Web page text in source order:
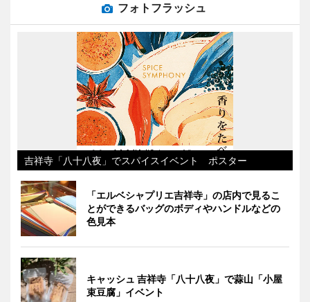
フォトフラッシュ
吉祥寺「八十八夜」でスパイスイベント ポスター
「エルベシャプリエ吉祥寺」の店内で見るこ
とができるバッグのボディやハンドルなどの
色見本
キャッシュ 吉祥寺「八十八夜」で蒜山「小屋
束豆腐」イベント